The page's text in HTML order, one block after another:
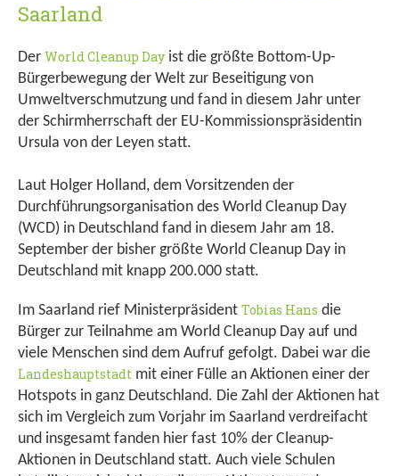
Saarland
Der World Cleanup Day ist die größte Bottom-Up-
Bürgerbewegung der Welt zur Beseitigung von
Umweltverschmutzung und fand in diesem Jahr unter
der Schirmherrschaft der EU-Kommissionspräsidentin
Ursula von der Leyen statt.
Laut Holger Holland, dem Vorsitzenden der
Durchführungsorganisation des World Cleanup Day
(WCD) in Deutschland fand in diesem Jahr am 18.
September der bisher größte World Cleanup Day in
Deutschland mit knapp 200.000 statt.
Im Saarland rief Ministerpräsident Tobias Hans die
Bürger zur Teilnahme am World Cleanup Day auf und
viele Menschen sind dem Aufruf gefolgt. Dabei war die
Landeshauptstadt mit einer Fülle an Aktionen einer der
Hotspots in ganz Deutschland. Die Zahl der Aktionen hat
sich im Vergleich zum Vorjahr im Saarland verdreifacht
und insgesamt fanden hier fast 10% der Cleanup-
Aktionen in Deutschland statt. Auch viele Schulen